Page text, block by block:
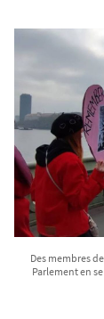
Des membres
Parlement en